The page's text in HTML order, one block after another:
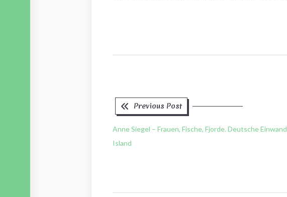
Beitragsnavigation
Previous Post
Anne Siegel – Frauen, Fische, Fjorde. Deutsche
Island